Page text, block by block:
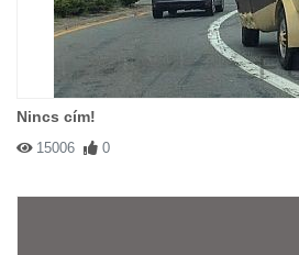
Nincs cím!
15006 0